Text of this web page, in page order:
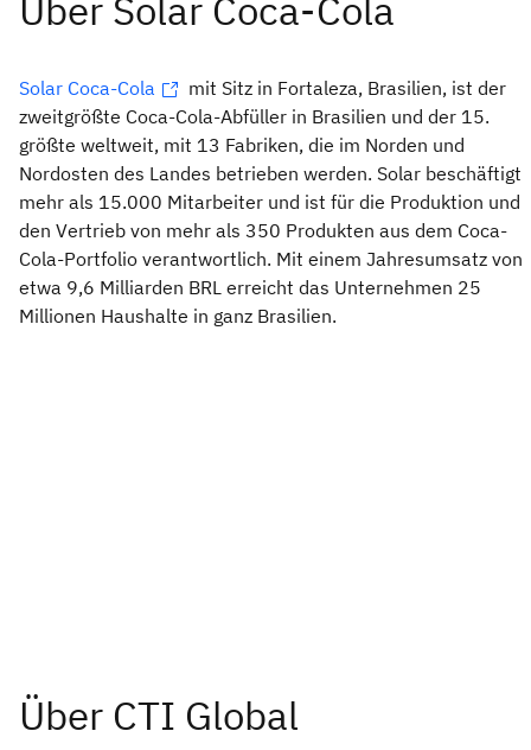
Solar Coca-Cola
mit Sitz in Fortaleza, Brasilien, ist der
zweitgrößte Coca-Cola-Abfüller in Brasilien und der 15.
größte weltweit, mit 13 Fabriken, die im Norden und
Nordosten des Landes betrieben werden. Solar beschäftigt
mehr als 15.000 Mitarbeiter und ist für die Produktion und
den Vertrieb von mehr als 350 Produkten aus dem Coca-
Cola-Portfolio verantwortlich. Mit einem Jahresumsatz von
etwa 9,6 Milliarden BRL erreicht das Unternehmen 25
Millionen Haushalte in ganz Brasilien.